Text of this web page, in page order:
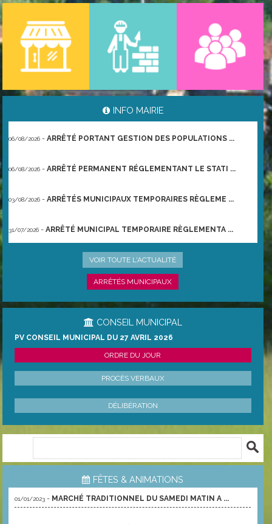
INFO MAIRIE
06/08/2026 ARRÊTÉ PORTANT GESTION DES POPULATIONS ...
06/08/2026 ARRÊTÉ PERMANENT RÉGLEMENTANT LE STATI ...
03/08/2026 ARRÊTÉS MUNICIPAUX TEMPORAIRES RÈGLEME ...
31/07/2026 ARRÊTÉ MUNICIPAL TEMPORAIRE RÈGLEMENTA ...
ARRÊTÉ PRÉFECTORAL DU 21/06/2026 TEMPO ...
VOIR TOUTE L'ACTUALITÉ
ARRÊTÉS MUNICIPAUX
CONSEIL MUNICIPAL
PV CONSEIL MUNICIPAL DU 27 AVRIL 2026
ORDRE DU JOUR
PROCÈS VERBAUX
DÉLIBÉRATION
FÊTES & ANIMATIONS
01/01/2023 - MARCHÉ TRADITIONNEL DU SAMEDI MATIN A ...